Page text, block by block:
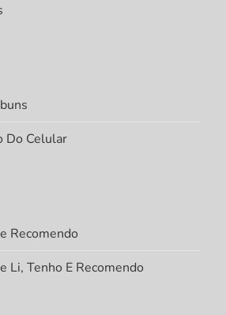
Do Celular
Recomendo
Li, Tenho E Recomendo